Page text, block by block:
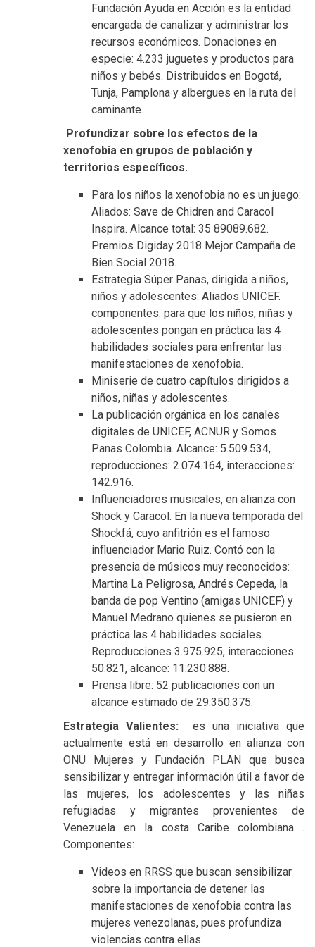
Fundación Ayuda en Acción es la entidad
encargada de canalizar y administrar los
recursos económicos. Donaciones en
especie: 4.233 juguetes y productos para
niños y bebés. Distribuidos en Bogotá,
Tunja, Pamplona y albergues en la ruta del
caminante.
Profundizar sobre los efectos de la
xenofobia en grupos de población y
territorios específicos.
Para los niños la xenofobia no es un juego:
Aliados: Save de Chidren and Caracol
Inspira. Alcance total: 35 89089.682.
Premios Digiday 2018 Mejor Campaña de
Bien Social 2018.
Estrategia Súper Panas, dirigida a niños,
niños y adolescentes: Aliados UNICEF.
componentes: para que los niños, niñas y
adolescentes pongan en práctica las 4
habilidades sociales para enfrentar las
manifestaciones de xenofobia.
Miniserie de cuatro capítulos dirigidos a
niños, niñas y adolescentes.
La publicación orgánica en los canales
digitales de UNICEF, ACNUR y Somos
Panas Colombia. Alcance: 5.509.534,
reproducciones: 2.074.164, interacciones:
142.916.
Influenciadores musicales, en alianza con
Shock y Caracol. En la nueva temporada del
Shockfá, cuyo anfitrión es el famoso
influenciador Mario Ruiz. Contó con la
presencia de músicos muy reconocidos:
Martina La Peligrosa, Andrés Cepeda, la
banda de pop Ventino (amigas UNICEF) y
Manuel Medrano quienes se pusieron en
práctica las 4 habilidades sociales.
Reproducciones 3.975.925, interacciones
50.821, alcance: 11.230.888.
Prensa libre: 52 publicaciones con un
alcance estimado de 29.350.375.
Estrategia Valientes:
es una iniciativa que
actualmente está en desarrollo en alianza con
ONU Mujeres y Fundación PLAN que busca
sensibilizar y entregar información útil a favor de
las mujeres, los adolescentes y las niñas
refugiadas y migrantes provenientes de
Venezuela en la costa Caribe colombiana .
Componentes:
Videos en RRSS que buscan sensibilizar
sobre la importancia de detener las
manifestaciones de xenofobia contra las
mujeres venezolanas, pues profundiza
violencias contra ellas.